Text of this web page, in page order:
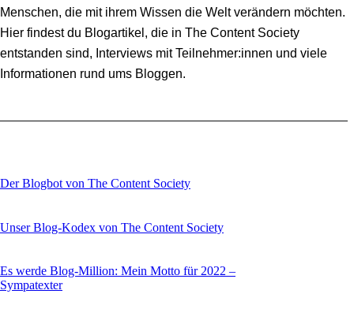
Menschen, die mit ihrem Wissen die Welt verändern möchten.
Hier findest du Blogartikel, die in The Content Society
entstanden sind, Interviews mit Teilnehmer:innen und viele
Informationen rund ums Bloggen.
Der Blogbot von The Content Society
Unser Blog-Kodex von The Content Society
Es werde Blog-Million: Mein Motto für 2022 –
Sympatexter